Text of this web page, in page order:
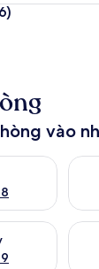
vào
nay từ thg
tuần này